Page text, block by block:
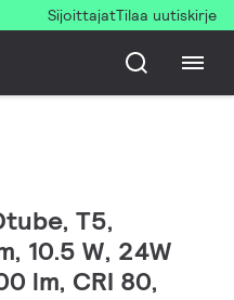
SijoittajatTilaa uutiskirje
T5,
10.5 W, 24W
lm, CRI 80,